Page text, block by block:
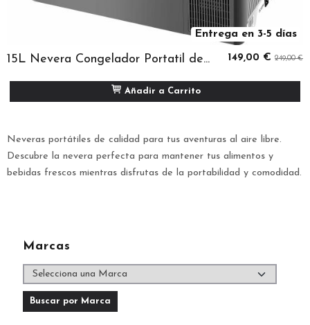
Marcas
Entrega en 3-5 días
15L Nevera Congelador Portatil de... 149,00 € 249,00 €
Añadir a Carrito
Neveras portátiles de calidad para tus aventuras al aire libre.
Descubre la nevera perfecta para mantener tus alimentos y
bebidas frescos mientras disfrutas de la portabilidad y comodidad.